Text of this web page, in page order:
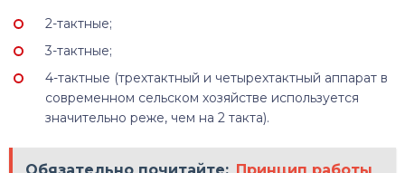
2-тактные;
3-тактные;
4-тактные (трехтактный и четырехтактный аппарат в
современном сельском хозяйстве используется
значительно реже, чем на 2 такта).